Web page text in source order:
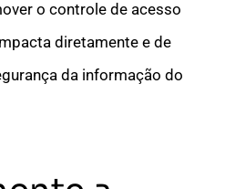
o controle de acesso
diretamente e de
da informação do